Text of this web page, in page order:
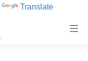
Translate